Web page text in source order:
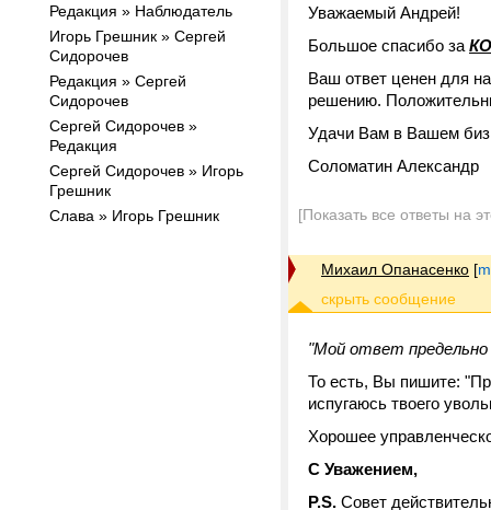
Редакция » Наблюдатель
Игорь Грешник » Сергей
Сидорочев
Редакция » Сергей
Сидорочев
Сергей Сидорочев »
Редакция
Сергей Сидорочев » Игорь
Грешник
Слава » Игорь Грешник
Уважаемый Андрей!
Большое спасибо за
Ваш ответ ценен для
решению.
Удачи Вам в Вашем
Соломатин Александр
[Показать все ответы на
Михаил Опанасенко [
"Мой ответ предельно
То есть, Вы пишите:
испугаюсь твоего
Хорошее
C Уважением,
P.S. Совет